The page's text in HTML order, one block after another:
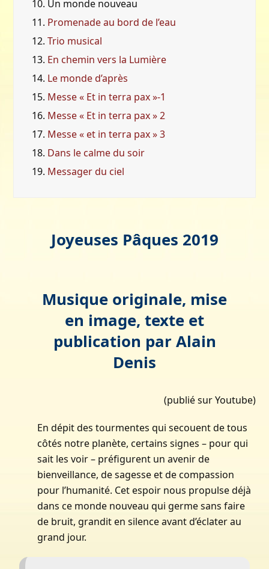
10. Un monde nouveau
11. Promenade au bord de l’eau
12. Trio musical
13. En chemin vers la Lumière
14. Le monde d’après
15. Messe « Et in terra pax »-1
16. Messe « Et in terra pax » 2
17. Messe « et in terra pax » 3
18. Dans le calme du soir
19. Messager du ciel
Joyeuses Pâques 2019
Musique originale, mise
en image, texte et
publication par Alain
Denis
(publié sur Youtube)
En dépit des tourmentes qui secouent de tous
côtés notre planète, certains signes – pour qui
sait les voir – préfigurent un avenir de
bienveillance, de sagesse et de compassion
pour l’humanité. Cet espoir nous propulse déjà
dans ce monde nouveau qui germe sans faire
de bruit, grandit en silence avant d’éclater au
grand jour.